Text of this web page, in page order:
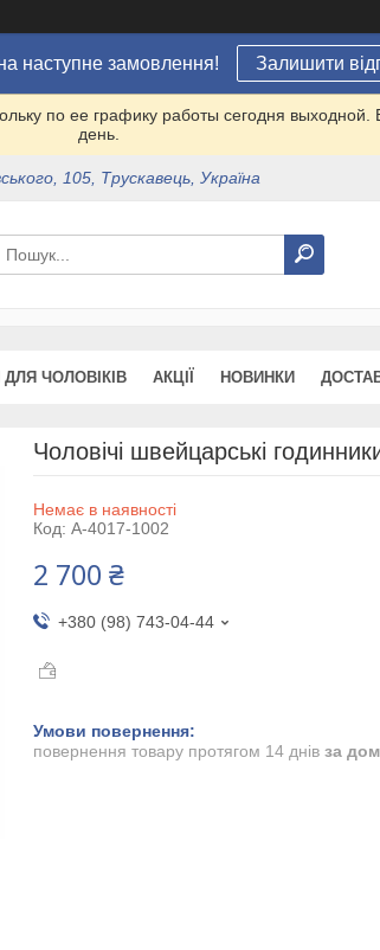
наступне замовлення! Залишити
по ее графику работы сегодня
день.
105, Трускавець, Україна
ЧОЛОВІКІВ АКЦІЇ НОВИНКИ
Чоловічі швейцарські
Немає в наявності
Код: A-4017-1002
2 700 ₴
+380 (98) 743-04-44
повернення товару протягом 14 днів за